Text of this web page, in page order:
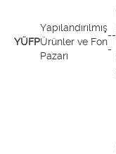
YÜFP
Yapılandırılmış
Ürünler ve Fon
Pazarı
--
-